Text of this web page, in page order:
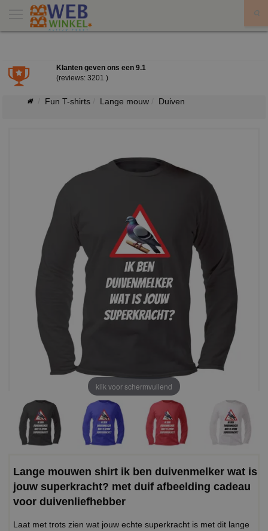
Klanten geven ons een 9.1
(reviews: 3201 )
Fun T-shirts Lange mouw Duiven
klik voor schermvullend
Lange mouwen shirt ik ben duivenmelker wat is
jouw superkracht? met duif afbeelding cadeau
voor duivenliefhebber
Laat met trots zien wat jouw echte superkracht is met dit lange